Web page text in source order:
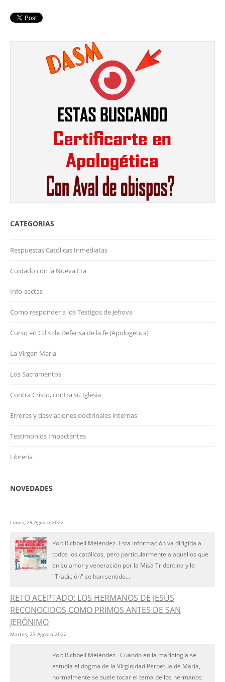
CATEGORIAS
Respuestas Catolicas Inmediatas
Cuidado con la Nueva Era
Info-sectas
Como responder a los Testigos de Jehova
Curso en Cd's de Defensa de la fe (Apologetica)
La Virgen Maria
Los Sacramentos
Contra Cristo, contra su Iglesia
Errores y desviaciones doctrinales internas
Testimonios Impactantes
Libreria
NOVEDADES
Lunes, 29 Agosto 2022
Por: Richbell Meléndez. Esta información va dirigida a
todos los católicos, pero particularmente a aquellos que
en su amor y veneración por la Misa Tridentina y la
"Tradición" se han sentido...
RETO ACEPTADO: LOS HERMANOS DE JESÚS
RECONOCIDOS COMO PRIMOS ANTES DE SAN
JERÓNIMO
Martes, 23 Agosto 2022
Por: Richbell Meléndez Cuando en la mariología se
estudia el dogma de la Virginidad Perpetua de María,
normalmente se suele tocar el tema de los hermanos